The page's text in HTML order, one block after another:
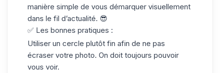
manière simple de vous démarquer visuellement
dans le fil d’actualité. 😎
✅ Les bonnes pratiques :
Utiliser un cercle plutôt fin afin de ne pas
écraser votre photo. On doit toujours pouvoir
vous voir.